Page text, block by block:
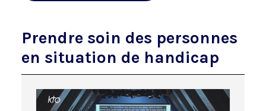
Prendre soin des personnes
en situation de handicap